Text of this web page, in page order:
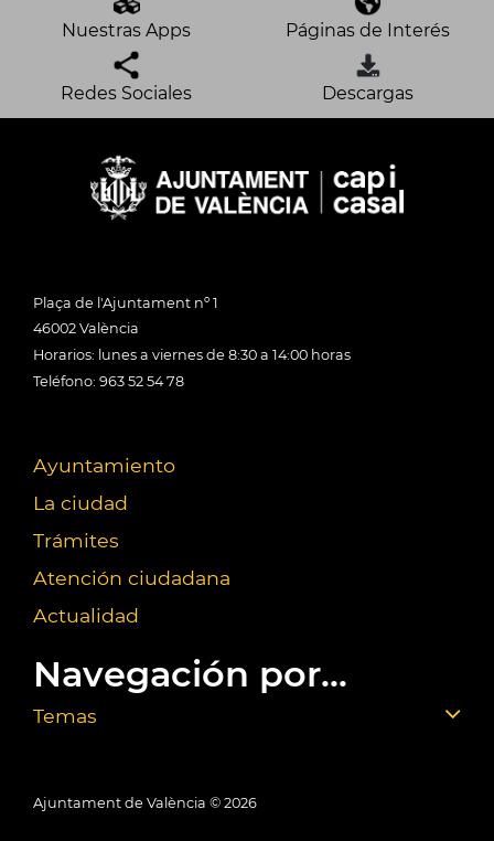
Nuestras Apps Páginas de Interés
Redes Sociales Descargas
Plaça de l'Ajuntament nº 1
46002 València
Horarios: lunes a viernes de 8:30 a 14:00 horas
Teléfono: 963 52 54 78
Ayuntamiento
La ciudad
Trámites
Atención ciudadana
Actualidad
Navegación por...
Temas
Ajuntament de València © 2026